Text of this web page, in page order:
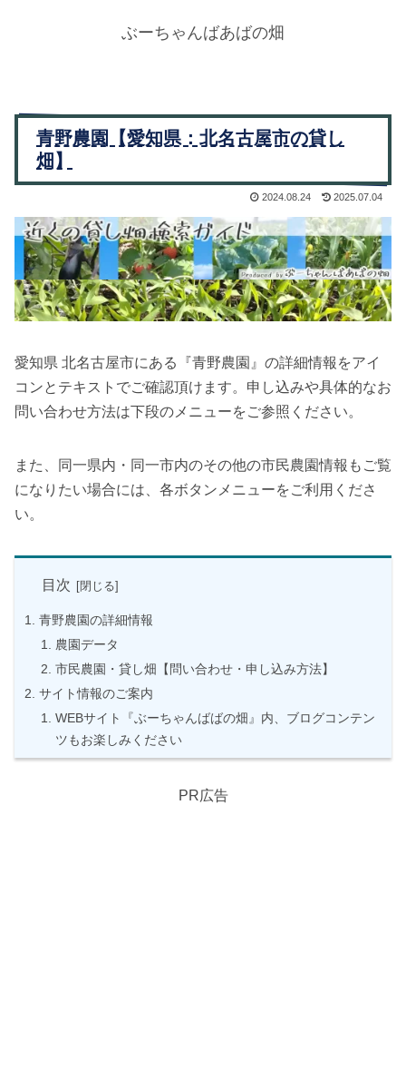
ぶーちゃんばあばの畑
青野農園【愛知県：北名古屋市の貸し
畑】
2024.08.24 2025.07.04
愛知県 北名古屋市にある『青野農園』の詳細情報をアイ
コンとテキストでご確認頂けます。申し込みや具体的なお
問い合わせ方法は下段のメニューをご参照ください。
また、同一県内・同一市内のその他の市民農園情報もご覧
になりたい場合には、各ボタンメニューをご利用くださ
い。
目次
青野農園の詳細情報
農園データ
市民農園・貸し畑【問い合わせ・申し込み方法】
サイト情報のご案内
WEBサイト『ぶーちゃんばばの畑』内、ブログコンテン
ツもお楽しみください
PR広告